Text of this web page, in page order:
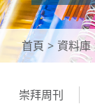
首頁 資料庫
崇拜周刊